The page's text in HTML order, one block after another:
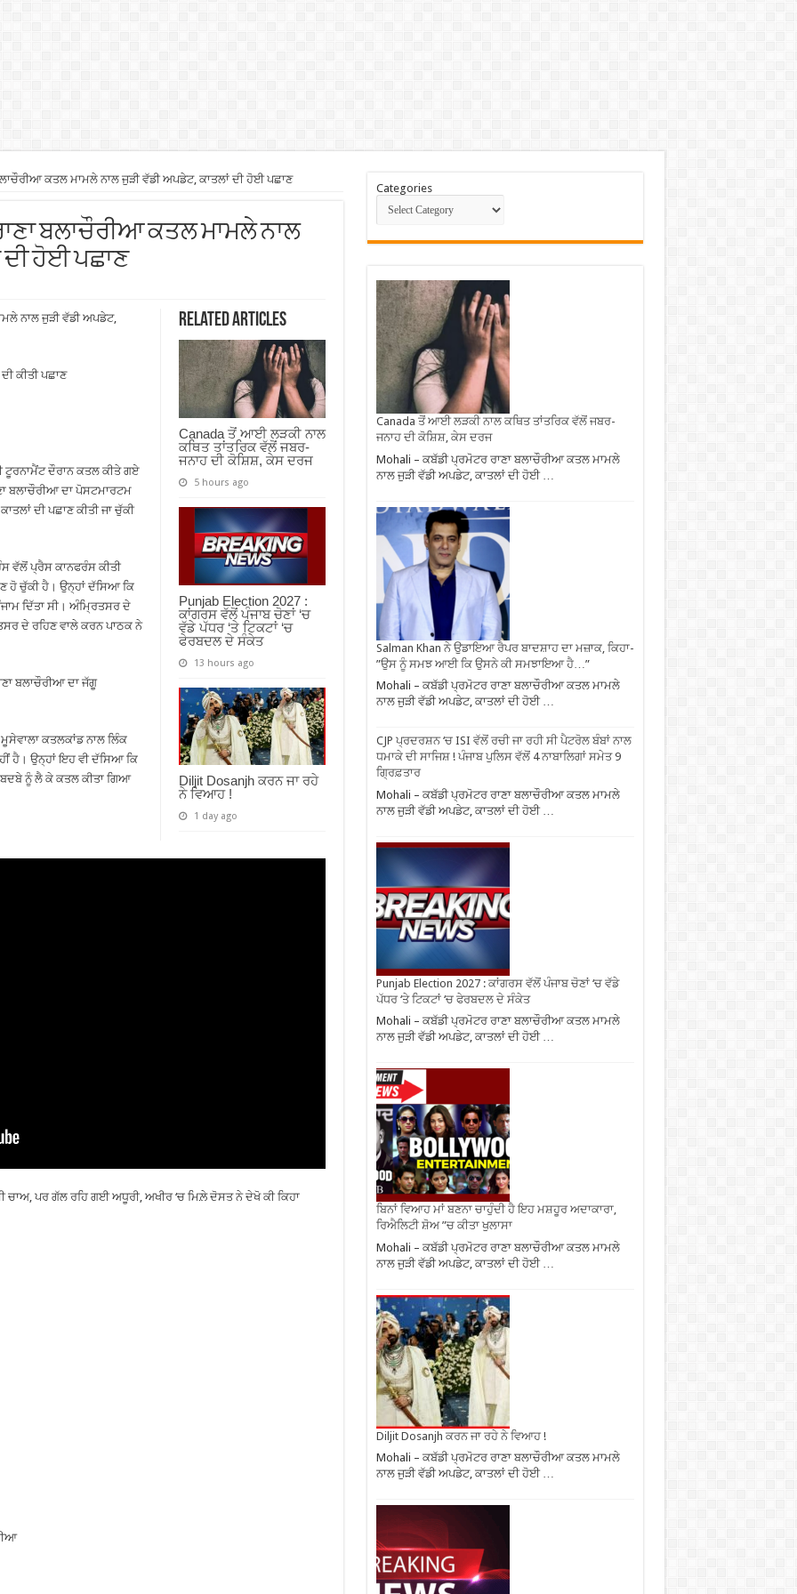
ਕਤਲ ਮਾਮਲੇ ਨਾਲ ਜੁੜੀ ਵੱਡੀ ਅਪਡੇਟ, ਕਾਤਲਾਂ ਦੀ ਹੋਈ ਪਛਾਣ
ਬਲਾਚੌਰੀਆ ਕਤਲ ਮਾਮਲੇ ਨਾਲ
ਦੀ ਹੋਈ ਪਛਾਣ
Related Articles
Canada ਤੋਂ ਆਈ ਲੜਕੀ ਨਾਲ
ਕਥਿਤ ਤਾਂਤਰਿਕ ਵੱਲੋਂ ਜਬਰ-
ਜਨਾਹ ਦੀ ਕੋਸ਼ਿਸ਼, ਕੇਸ ਦਰਜ
5 hours ago
Punjab Election 2027 :
ਕਾਂਗਰਸ ਵੱਲੋਂ ਪੰਜਾਬ ਚੋਣਾਂ ‘ਚ
ਵੱਡੇ ਪੱਧਰ ‘ਤੇ ਟਿਕਟਾਂ ‘ਚ
ਫੇਰਬਦਲ ਦੇ ਸੰਕੇਤ
13 hours ago
Diljit Dosanjh ਕਰਨ ਜਾ ਰਹੇ
ਨੇ ਵਿਆਹ !
1 day ago
ਨਾਲ ਜੁੜੀ ਵੱਡੀ ਅਪਡੇਟ,
ਕੀਤੀ ਪਛਾਣ
ਟੂਰਨਾਮੈਂਟ ਦੌਰਾਨ ਕਤਲ ਕੀਤੇ ਗਏ
ਬਲਾਚੌਰੀਆ ਦਾ ਪੋਸਟਮਾਰਟਮ
ਦੀ ਪਛਾਣ ਕੀਤੀ ਜਾ ਚੁੱਕੀ
ਵੱਲੋਂ ਪ੍ਰੈਸ ਕਾਨਫਰੰਸ ਕੀਤੀ
ਹੋ ਚੁੱਕੀ ਹੈ। ਉਨ੍ਹਾਂ ਦੱਸਿਆ ਕਿ
ਦਿੱਤਾ ਸੀ। ਅੰਮ੍ਰਿਤਸਰ ਦੇ
ਦੇ ਰਹਿਣ ਵਾਲੇ ਕਰਨ ਪਾਠਕ ਨੇ
ਬਲਾਚੌਰੀਆ ਦਾ ਜੱਗੂ
ਕਤਲਕਾਂਡ ਨਾਲ ਲਿੰਕ
ਹੈ। ਉਨ੍ਹਾਂ ਇਹ ਵੀ ਦੱਸਿਆ ਕਿ
ਨੂੰ ਲੈ ਕੇ ਕਤਲ ਕੀਤਾ ਗਿਆ
ਚਾਅ, ਪਰ ਗੱਲ ਰਹਿ ਗਈ ਅਧੂਰੀ, ਅਖੀਰ ‘ਚ ਮਿਲ਼ੇ ਦੋਸਤ ਨੇ ਦੇਖੋ ਕੀ ਕਿਹਾ
Categories
Canada ਤੋਂ ਆਈ ਲੜਕੀ ਨਾਲ ਕਥਿਤ ਤਾਂਤਰਿਕ ਵੱਲੋਂ ਜਬਰ-
ਜਨਾਹ ਦੀ ਕੋਸ਼ਿਸ਼, ਕੇਸ ਦਰਜ
Mohali – ਕਬੱਡੀ ਪ੍ਰਮੋਟਰ ਰਾਣਾ ਬਲਾਚੌਰੀਆ ਕਤਲ ਮਾਮਲੇ
ਨਾਲ ਜੁੜੀ ਵੱਡੀ ਅਪਡੇਟ, ਕਾਤਲਾਂ ਦੀ ਹੋਈ …
Salman Khan ਨੇ ਉਡਾਇਆ ਰੈਪਰ ਬਾਦਸ਼ਾਹ ਦਾ ਮਜ਼ਾਕ, ਕਿਹਾ-
”ਉਸ ਨੂੰ ਸਮਝ ਆਈ ਕਿ ਉਸਨੇ ਕੀ ਸਮਝਾਇਆ ਹੈ…”
Mohali – ਕਬੱਡੀ ਪ੍ਰਮੋਟਰ ਰਾਣਾ ਬਲਾਚੌਰੀਆ ਕਤਲ ਮਾਮਲੇ
ਨਾਲ ਜੁੜੀ ਵੱਡੀ ਅਪਡੇਟ, ਕਾਤਲਾਂ ਦੀ ਹੋਈ …
CJP ਪ੍ਰਦਰਸ਼ਨ ‘ਚ ISI ਵੱਲੋਂ ਰਚੀ ਜਾ ਰਹੀ ਸੀ ਪੈਟਰੋਲ ਬੰਬਾਂ ਨਾਲ
ਧਮਾਕੇ ਦੀ ਸਾਜਿਸ਼ ! ਪੰਜਾਬ ਪੁਲਿਸ ਵੱਲੋਂ 4 ਨਾਬਾਲਿਗਾਂ ਸਮੇਤ 9
ਗ੍ਰਿਫ਼ਤਾਰ
Mohali – ਕਬੱਡੀ ਪ੍ਰਮੋਟਰ ਰਾਣਾ ਬਲਾਚੌਰੀਆ ਕਤਲ ਮਾਮਲੇ
ਨਾਲ ਜੁੜੀ ਵੱਡੀ ਅਪਡੇਟ, ਕਾਤਲਾਂ ਦੀ ਹੋਈ …
Punjab Election 2027 : ਕਾਂਗਰਸ ਵੱਲੋਂ ਪੰਜਾਬ ਚੋਣਾਂ ‘ਚ ਵੱਡੇ
ਪੱਧਰ ‘ਤੇ ਟਿਕਟਾਂ ‘ਚ ਫੇਰਬਦਲ ਦੇ ਸੰਕੇਤ
Mohali – ਕਬੱਡੀ ਪ੍ਰਮੋਟਰ ਰਾਣਾ ਬਲਾਚੌਰੀਆ ਕਤਲ ਮਾਮਲੇ
ਨਾਲ ਜੁੜੀ ਵੱਡੀ ਅਪਡੇਟ, ਕਾਤਲਾਂ ਦੀ ਹੋਈ …
ਬਿਨਾਂ ਵਿਆਹ ਮਾਂ ਬਣਨਾ ਚਾਹੁੰਦੀ ਹੈ ਇਹ ਮਸ਼ਹੂਰ ਅਦਾਕਾਰਾ,
ਰਿਐਲਿਟੀ ਸ਼ੋਅ ”ਚ ਕੀਤਾ ਖੁਲਾਸਾ
Mohali – ਕਬੱਡੀ ਪ੍ਰਮੋਟਰ ਰਾਣਾ ਬਲਾਚੌਰੀਆ ਕਤਲ ਮਾਮਲੇ
ਨਾਲ ਜੁੜੀ ਵੱਡੀ ਅਪਡੇਟ, ਕਾਤਲਾਂ ਦੀ ਹੋਈ …
Diljit Dosanjh ਕਰਨ ਜਾ ਰਹੇ ਨੇ ਵਿਆਹ !
Mohali – ਕਬੱਡੀ ਪ੍ਰਮੋਟਰ ਰਾਣਾ ਬਲਾਚੌਰੀਆ ਕਤਲ ਮਾਮਲੇ
ਨਾਲ ਜੁੜੀ ਵੱਡੀ ਅਪਡੇਟ, ਕਾਤਲਾਂ ਦੀ ਹੋਈ …